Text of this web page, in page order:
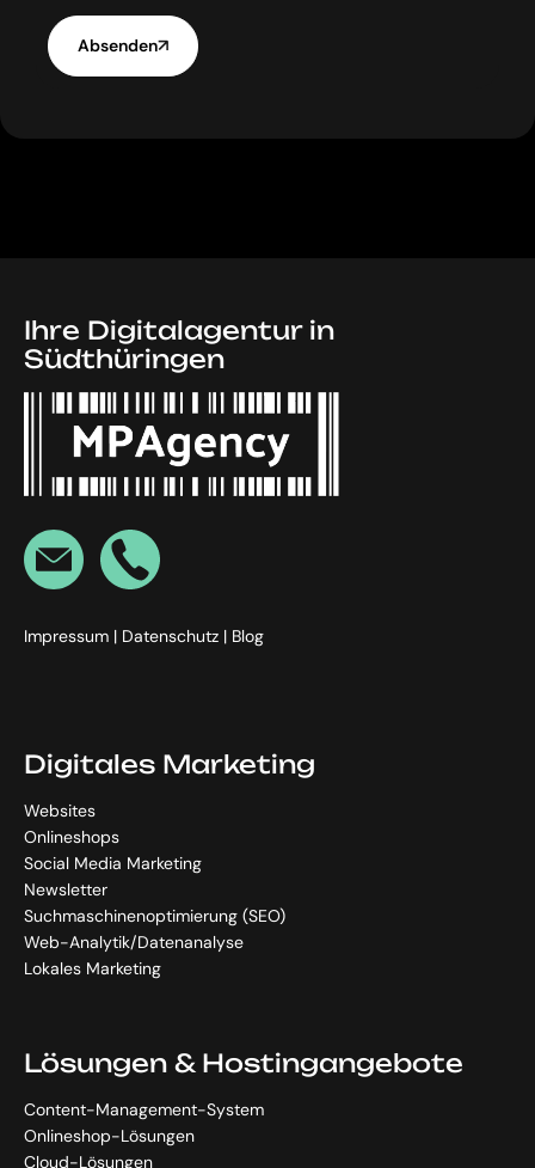
Absenden
Ihre Digitalagentur in
Südthüringen
Impressum | Datenschutz | Blog
Digitales Marketing
Websites
Onlineshops
Social Media Marketing
Newsletter
Suchmaschinenoptimierung (SEO)
Web-Analytik/Datenanalyse
Lokales Marketing
Lösungen & Hostingangebote
Content-Management-System
Onlineshop-Lösungen
Cloud-Lösungen